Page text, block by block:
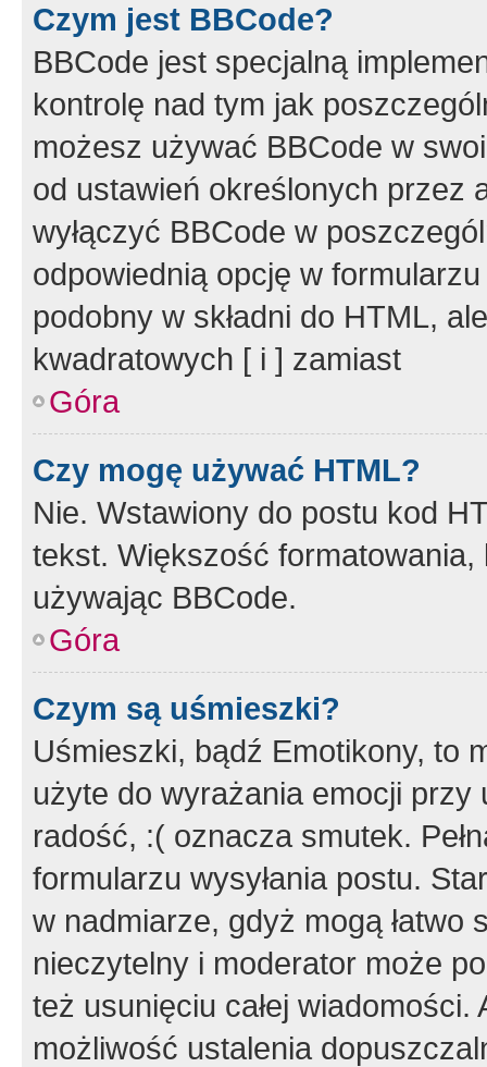
Czym jest BBCode?
BBCode jest specjalną
kontrolę nad tym jak
możesz używać BBCode w
od ustawień określonych przez
wyłączyć BBCode w
odpowiednią opcję w
podobny w składni do HTML,
kwadratowych [ i ] zamiast
Góra
Czy mogę używać HTML?
Nie. Wstawiony do postu kod
tekst. Większość
używając BBCode.
Góra
Czym są uśmieszki?
Uśmieszki, bądź Emotikony, to
użyte do wyrażania emocji
radość, :( oznacza smutek.
formularzu wysyłania postu.
w nadmiarze, gdyż mogą
nieczytelny i moderator może
też usunięciu całej
możliwość ustalenia